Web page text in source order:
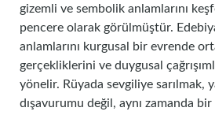
gizemli ve sembolik anlamlarını
pencere olarak görülmüştür.
anlamlarını kurgusal bir evrende
gerçekliklerini ve duygusal
yönelir. Rüyada sevgiliye sarılmak,
dışavurumu değil, aynı zamanda